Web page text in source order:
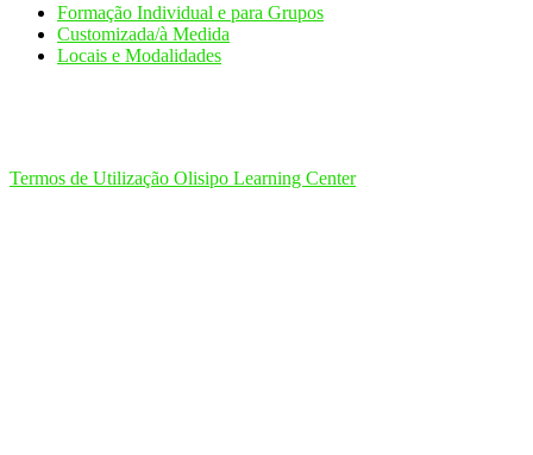
Formação Individual e para Grupos
Customizada/à Medida
Locais e Modalidades
Termos de Utilização Olisipo Learning Center